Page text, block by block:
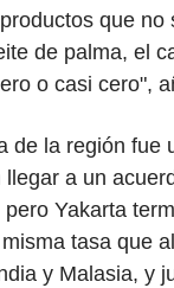
que no
de palma, el
o casi cero",
de la región fue
a un
Yakarta
tasa que
y Malasia, y